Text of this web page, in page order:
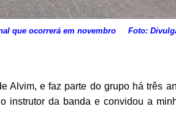
que ocorrerá em novembro Foto:
Alvim, e faz parte do grupo há três
instrutor da banda e convidou a